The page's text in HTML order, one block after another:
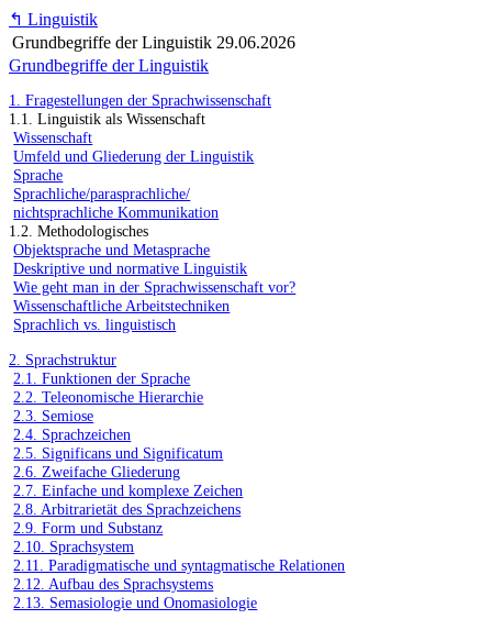
↰ Linguistik
Grundbegriffe der Linguistik 29.06.2026
Grundbegriffe der Linguistik
1. Fragestellungen der Sprachwissenschaft
1.1. Linguistik als Wissenschaft
Wissenschaft
Umfeld und Gliederung der Linguistik
Sprache
Sprachliche/parasprachliche/
nichtsprachliche Kommunikation
1.2. Methodologisches
Objektsprache und Metasprache
Deskriptive und normative Linguistik
Wie geht man in der Sprachwissenschaft vor?
Wissenschaftliche Arbeitstechniken
Sprachlich vs. linguistisch
2. Sprachstruktur
2.1. Funktionen der Sprache
2.2. Teleonomische Hierarchie
2.3. Semiose
2.4. Sprachzeichen
2.5. Significans und Significatum
2.6. Zweifache Gliederung
2.7. Einfache und komplexe Zeichen
2.8. Arbitrarietät des Sprachzeichens
2.9. Form und Substanz
2.10. Sprachsystem
2.11. Paradigmatische und syntagmatische Relationen
2.12. Aufbau des Sprachsystems
2.13. Semasiologie und Onomasiologie